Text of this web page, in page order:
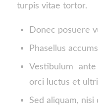
turpis vitae tortor.
Donec posuere
Phasellus
Vestibulum
orci luctus et
Sed aliquam,